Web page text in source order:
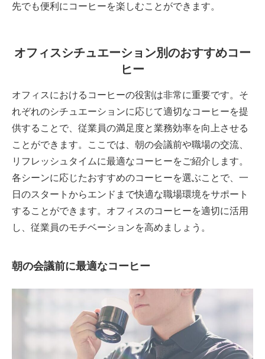
先でも便利にコーヒーを楽しむことができます。
オフィスシチュエーション別のおすすめコー
ヒー
オフィスにおけるコーヒーの役割は非常に重要です。そ
れぞれのシチュエーションに応じて適切なコーヒーを提
供することで、従業員の満足度と業務効率を向上させる
ことができます。ここでは、朝の会議前や職場の交流、
リフレッシュタイムに最適なコーヒーをご紹介します。
各シーンに応じたおすすめのコーヒーを選ぶことで、一
日のスタートからエンドまで快適な職場環境をサポート
することができます。オフィスのコーヒーを適切に活用
し、従業員のモチベーションを高めましょう。
朝の会議前に最適なコーヒー